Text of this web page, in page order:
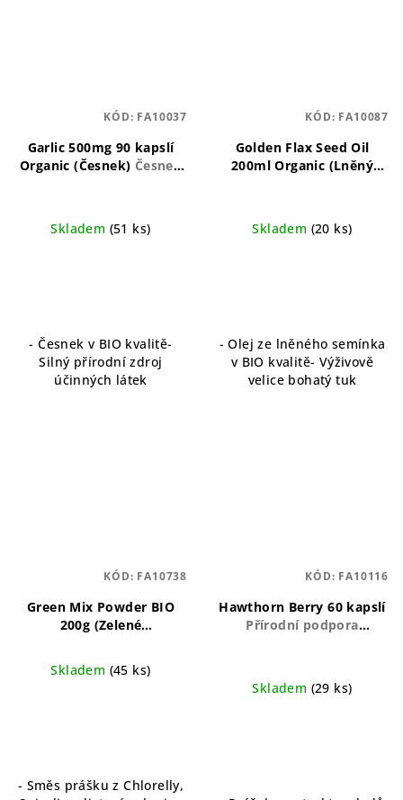
Garlic 500mg 90 kapslí
Organic (Česnek) Česnek
Skladem (51 ks)
- Česnek v BIO kvalitě-
Silný přírodní zdroj
účinných látek
KÓD: FA10037
Golden Flax Seed Oil
200ml Organic (Lněný
Skladem (20 ks)
- Olej ze lněného semínka
v BIO kvalitě- Výživově
velice bohatý tuk
KÓD: FA10087
Green Mix Powder BIO
200g (Zelené
s zelenými antioxidanty
pro vitalitu a energii
Skladem (45 ks)
- Směs prášku z Chlorelly,
KÓD: FA10738
Hawthorn Berry 60 kapslí
Přírodní podpora
Skladem (29 ks)
KÓD: FA10116